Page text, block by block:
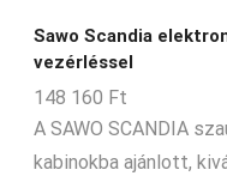
Sawo Scandia
vezérléssel
148 160 Ft
A SAWO SCANDIA
kabinokba ajánlott,